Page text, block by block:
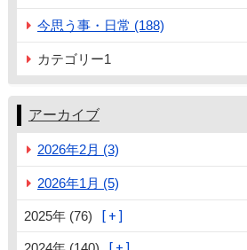
今思う事・日常 (188)
カテゴリー1
アーカイブ
2026年2月 (3)
2026年1月 (5)
2025年 (76)